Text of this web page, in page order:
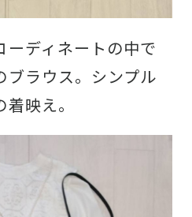
ーディネートの中で
ブラウス。シンプル
映え。